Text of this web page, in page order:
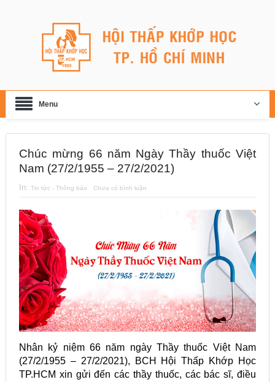
Menu
Chúc mừng 66 năm Ngày Thầy thuốc Việt
Nam (27/2/1955 – 27/2/2021)
In: Tin tức - Thông báo Chưa có bình luận
Nhân kỷ niệm 66 năm ngày Thầy thuốc Việt Nam
(27/2/1955 – 27/2/2021), BCH Hội Thấp Khớp Học
TP.HCM xin gửi đến các thầy thuốc, các bác sĩ, điều